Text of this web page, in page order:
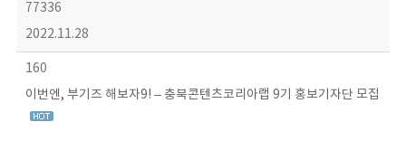
77336
2022.11.28
160
이번엔, 부기즈 해보자9! – 충북콘텐츠코리아랩 9기 홍보기자단 모집